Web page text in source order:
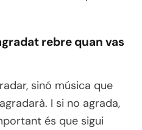
rebre quan vas
sinó música que
I si no agrada,
és que sigui